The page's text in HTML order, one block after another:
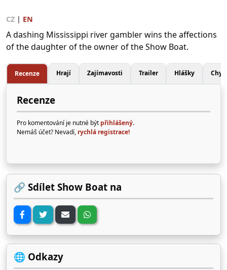
CZ | EN
A dashing Mississippi river gambler wins the affections
of the daughter of the owner of the Show Boat.
Recenze Hrají Zajímavosti Trailer Hlášky
Recenze
Pro komentování je nutné být přihlášený.
Nemáš účet? Nevadí, rychlá registrace!
🔗 Sdílet Show Boat na
🌐 Odkazy